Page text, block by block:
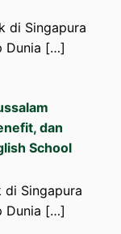
di Singapura
Dunia […]
dan
School
di Singapura
Dunia […]